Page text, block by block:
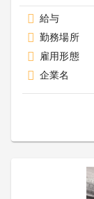
給与
勤務場所
雇用形態
企業名